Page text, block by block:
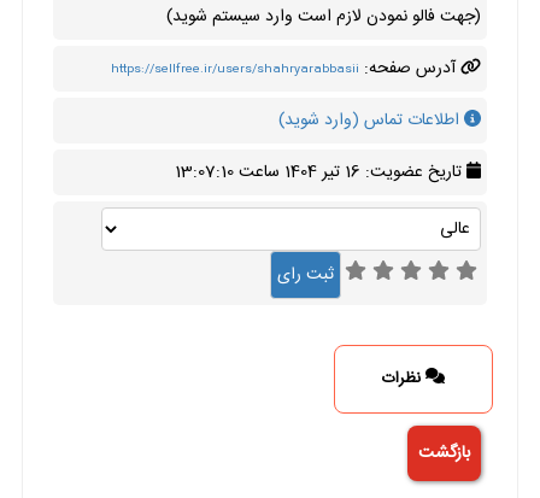
(جهت فالو نمودن لازم است وارد سیستم شوید)
آدرس صفحه: https://sellfree.ir/users/shahryarabbasii
اطلاعات تماس (وارد شوید)
تاریخ عضویت: 16 تیر 1404 ساعت 13:07:10
نظرات